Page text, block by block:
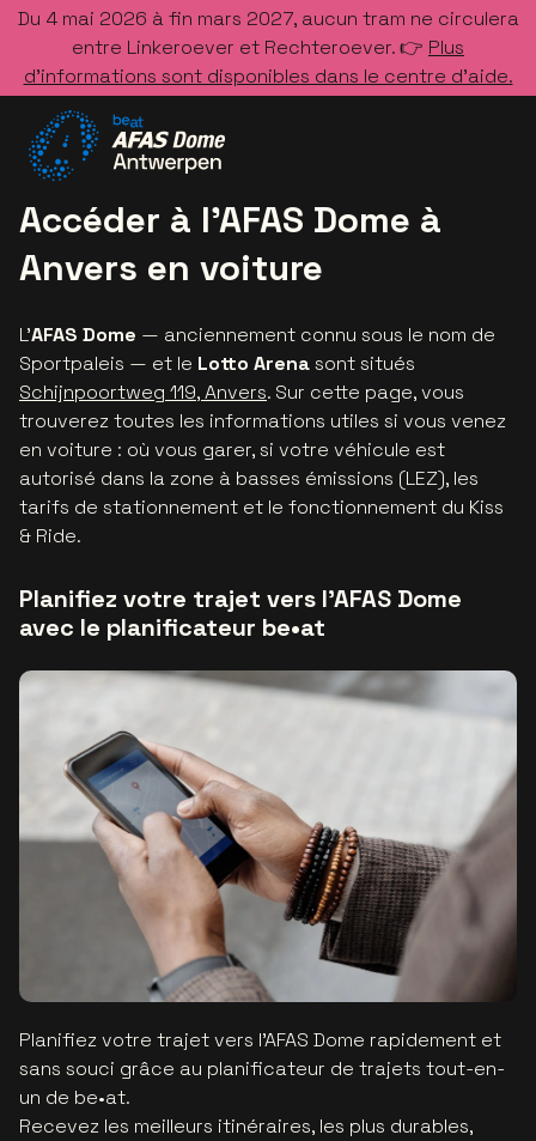
Du 4 mai 2026 à fin mars 2027, aucun tram ne circulera
entre Linkeroever et Rechteroever. 👉 Plus
d’informations sont disponibles dans le centre d’aide.
Accéder à l’AFAS Dome à
Anvers en voiture
L'AFAS Dome — anciennement connu sous le nom de
Sportpaleis — et le Lotto Arenasont situés
Schijnpoortweg 119, Anvers. Sur cette page, vous
trouverez toutes les informations utiles si vous venez
en voiture : où vous garer, si votre véhicule est
autorisé dans la zone à basses émissions (LEZ), les
tarifs de stationnement et le fonctionnement du Kiss
& Ride.
Planifiez votre trajet vers l’AFAS Dome
avec le planificateur be•at
Planifiez votre trajet vers l’AFAS Dome rapidement et
sans souci grâce au planificateur de trajets tout-en-
un de be•at.
Recevez les meilleurs itinéraires, les plus durables,